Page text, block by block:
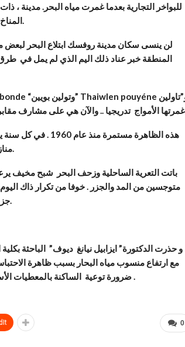
المناخ. انمحت بعض أحيائها والبقية تنتظر دورها بفعل الزحف التدريجي للبحر.
لن ينسى سكان مدينة روفسك ابتلاع البحر لبعض
المنطقة خبر عناد ذلك اليم الذي لم يمل في
هذه الظاهرة
منازل غمرتهم المياه تماما ، في نفس السنة ، كما اختفى الكثير من القبور.
باتت التعرية الساحلية وزحف البحر شبح مخيف
جزء من مقبرة حي “تولين” مرة أخرى وبعض المنازل في الشارع المحاذي.
و حذرت الدكتورة” ايزابيل نيانغ ديوف” الباحثة
مع ارتفاع منسوب مياه البحار بسبب ظاهرة
ضرورة توعية الساكنة بالمعطيات الأساسية حول الظاهرة وسبل التأقلم معها ، لاحتواء هذه الموضع المتأزم .
0